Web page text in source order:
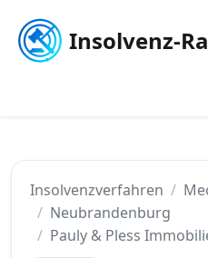
Insolvenz-
Insolvenzverfahren
Neubrandenburg
Pauly & Pless